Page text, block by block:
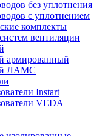
без уплотнения
с уплотнением
комплекты
вентиляции
армированный
ЛАМС
Instart
VEDA